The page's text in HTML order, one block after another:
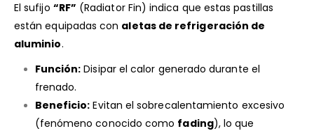
El sufijo “RF” (Radiator Fin) indica que estas pastillas
están equipadas con aletas de refrigeración de
aluminio.
Función: Disipar el calor generado durante el
frenado.
Beneficio: Evitan el sobrecalentamiento excesivo
(fenómeno conocido como fading), lo que